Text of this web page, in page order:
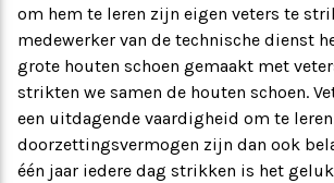
om hem te leren zijn eigen veters te
medewerker van de technische dienst
grote houten schoen gemaakt met
strikten we samen de houten schoen.
een uitdagende vaardigheid om te
doorzettingsvermogen zijn dan ook
één jaar iedere dag strikken is het